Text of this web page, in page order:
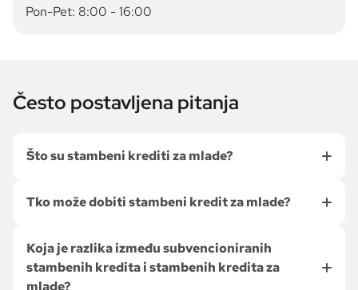
Pon-Pet: 8:00 - 16:00
Često postavljena pitanja
Što su stambeni krediti za mlade?
Tko može dobiti stambeni kredit za mlade?
Koja je razlika između subvencioniranih
stambenih kredita i stambenih kredita za
mlade?